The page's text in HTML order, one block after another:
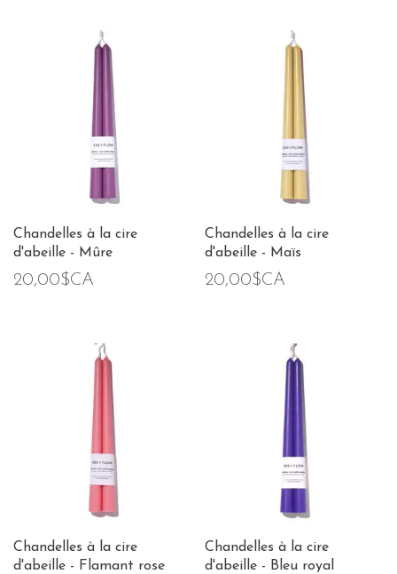
Chandelles à la cire
d'abeille - Mûre
20,00$CA
Chandelles à la cire
d'abeille - Maïs
20,00$CA
Chandelles à la cire
d'abeille - Flamant rose
Chandelles à la cire
d'abeille - Bleu royal